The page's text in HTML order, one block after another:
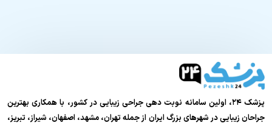
پزشک ۲۴، اولین سامانه نوبت دهی جراحی زیبایی در کشور، با همکاری بهترین
جراحان زیبایی در شهرهای بزرگ ایران از جمله تهران، مشهد، اصفهان، شیراز، تبریز،